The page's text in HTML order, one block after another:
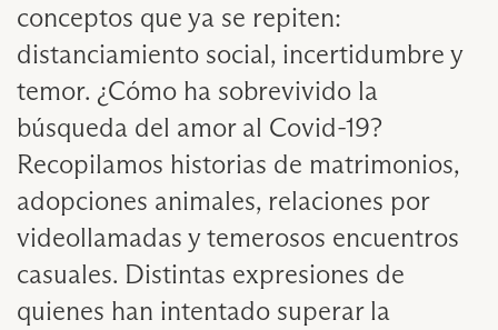
conceptos que ya se repiten:
distanciamiento social, incertidumbre y
temor. ¿Cómo ha sobrevivido la
búsqueda del amor al Covid-19?
Recopilamos historias de matrimonios,
adopciones animales, relaciones por
videollamadas y temerosos encuentros
casuales. Distintas expresiones de
quienes han intentado superar la